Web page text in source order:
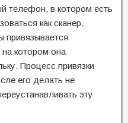
телефон, в котором есть
как сканер.
привязывается
котором она
Процесс привязки
его делать не
эту